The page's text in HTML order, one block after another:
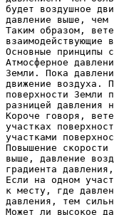
будет воздушное
давление выше, чем
Таким образом,
взаимодействующие
Основные принципы
Атмосферное
Земли. Пока
движение воздуха.
поверхности Земли
разницей давления
Короче говоря,
участках
участками
Повышение
выше, давление
градиента
Если на одном
к месту, где
давления, тем
Может ли высокое